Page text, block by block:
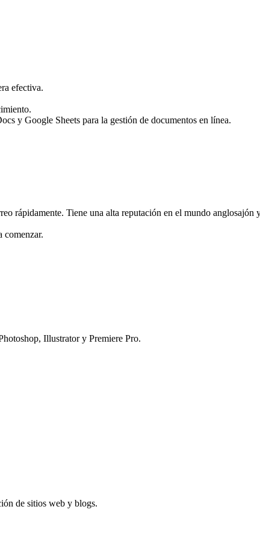
efectiva.
y Google Sheets para la gestión de documentos en línea.
rápidamente. Tiene una alta reputación en el mundo anglosajón
comenzar.
Illustrator y Premiere Pro.
de sitios web y blogs.